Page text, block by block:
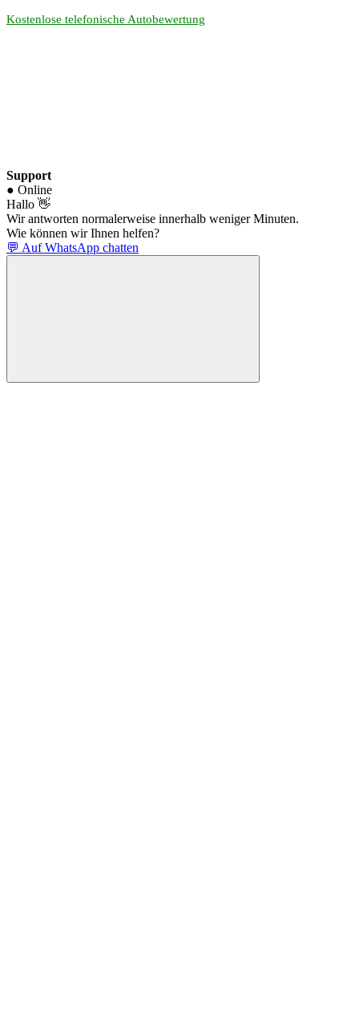
Kostenlose telefonische Autobewertung
Support
● Online
Hallo 👋
Wir antworten normalerweise innerhalb weniger Minuten.
Wie können wir Ihnen helfen?
💬 Auf WhatsApp chatten